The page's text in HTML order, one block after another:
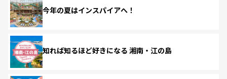
今年の夏はインスパイアへ！
知れば知るほど好きになる 湘南・江の島